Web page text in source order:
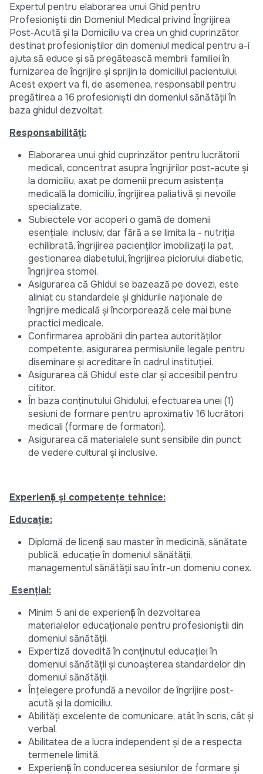
Expertul pentru elaborarea unui Ghid pentru
Profesioniștii din Domeniul Medical privind Îngrijirea
Post-Acută și la Domiciliu va crea un ghid cuprinzător
destinat profesioniștilor din domeniul medical pentru a-i
ajuta să educe și să pregătească membrii familiei în
furnizarea de îngrijire și sprijin la domiciliul pacientului.
Acest expert va fi, de asemenea, responsabil pentru
pregătirea a 16 profesioniști din domeniul sănătății în
baza ghidul dezvoltat.
Responsabilități:
Elaborarea unui ghid cuprinzător pentru lucrătorii
medicali, concentrat asupra îngrijirilor post-acute și
la domiciliu, axat pe domenii precum asistența
medicală la domiciliu, îngrijirea paliativă și nevoile
specializate.
Subiectele vor acoperi o gamă de domenii
esențiale, inclusiv, dar fără a se limita la - nutriția
echilibrată, îngrijirea pacienților imobilizați la pat,
gestionarea diabetului, îngrijirea piciorului diabetic,
îngrijirea stomei.
Asigurarea că Ghidul se bazează pe dovezi, este
aliniat cu standardele și ghidurile naționale de
îngrijire medicală și încorporează cele mai bune
practici medicale.
Confirmarea aprobării din partea autorităților
competente, asigurarea permisiunile legale pentru
diseminare și acreditare în cadrul instituției.
Asigurarea că Ghidul este clar și accesibil pentru
cititor.
În baza conținutului Ghidului, efectuarea unei (1)
sesiuni de formare pentru aproximativ 16 lucrători
medicali (formare de formatori).
Asigurarea că materialele sunt sensibile din punct
de vedere cultural și inclusive.
Experiență și competențe tehnice:
Educație:
Diplomă de licență sau master în medicină, sănătate
publică, educație în domeniul sănătății,
managementul sănătății sau într-un domeniu conex.
Esențial:
Minim 5 ani de experiență în dezvoltarea
materialelor educaționale pentru profesioniștii din
domeniul sănătății.
Expertiză dovedită în conținutul educației în
domeniul sănătății și cunoașterea standardelor din
domeniul sănătății.
Înțelegere profundă a nevoilor de îngrijire post-
acută și la domiciliu.
Abilități excelente de comunicare, atât în scris, cât și
verbal.
Abilitatea de a lucra independent și de a respecta
termenele limită.
Experiență în conducerea sesiunilor de formare și